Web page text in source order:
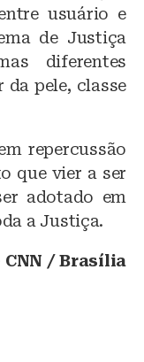
usuário e
de Justiça
diferentes
da pele, classe
repercussão
que vier a ser
adotado em
a Justiça.
/ Brasília